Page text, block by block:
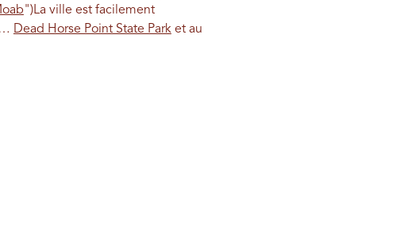
")La ville est facilement
Dead Horse Point State Parket au